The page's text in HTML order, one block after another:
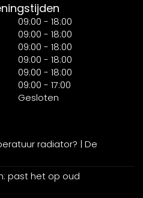
09:00 - 18:00
09:00 - 18:00
09:00 - 18:00
09:00 - 18:00
09:00 - 18:00
09:00 - 17:00
Gesloten
radiator? | De
past het op oud